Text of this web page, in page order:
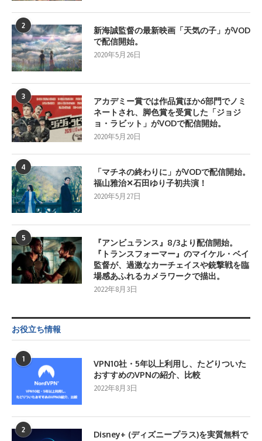
2
新海誠監督の最新映画「天気の子」がVOD
で配信開始。
2020年5月26日
3
アカデミー賞では作品賞ほか6部門でノミ
ネートされ、脚色賞を受賞した「ジョジ
ョ・ラビット」がVODで配信開始。
2020年5月20日
4
「マチネの終わりに」がVODで配信開始。
福山雅治✕石田ゆり子初共演！
2020年5月27日
5
『アンビュランス』8/3より配信開始。
『トランスフォーマー』のマイケル・ベイ
監督が、過激なカーチェイスや銃撃戦を臨
場感あふれるカメラワークで描出。
2022年8月3日
お役立ち情報
1
VPN10社・5年以上利用し、たどりついた
おすすめのVPNの紹介、比較
2022年8月3日
2
Disney+ (ディズニープラス)を実質無料で